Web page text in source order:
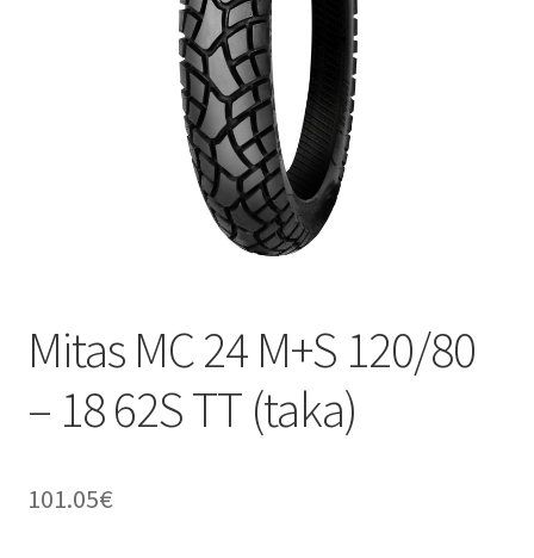
Mitas MC 24 M+S 120/80
– 18 62S TT (taka)
101.05€